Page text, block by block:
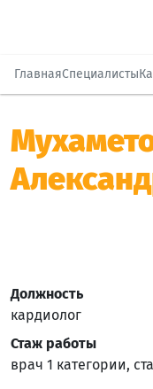
ГлавнаяСпециалисты
Должность
кардиолог
Стаж работы
врач 1 категории,